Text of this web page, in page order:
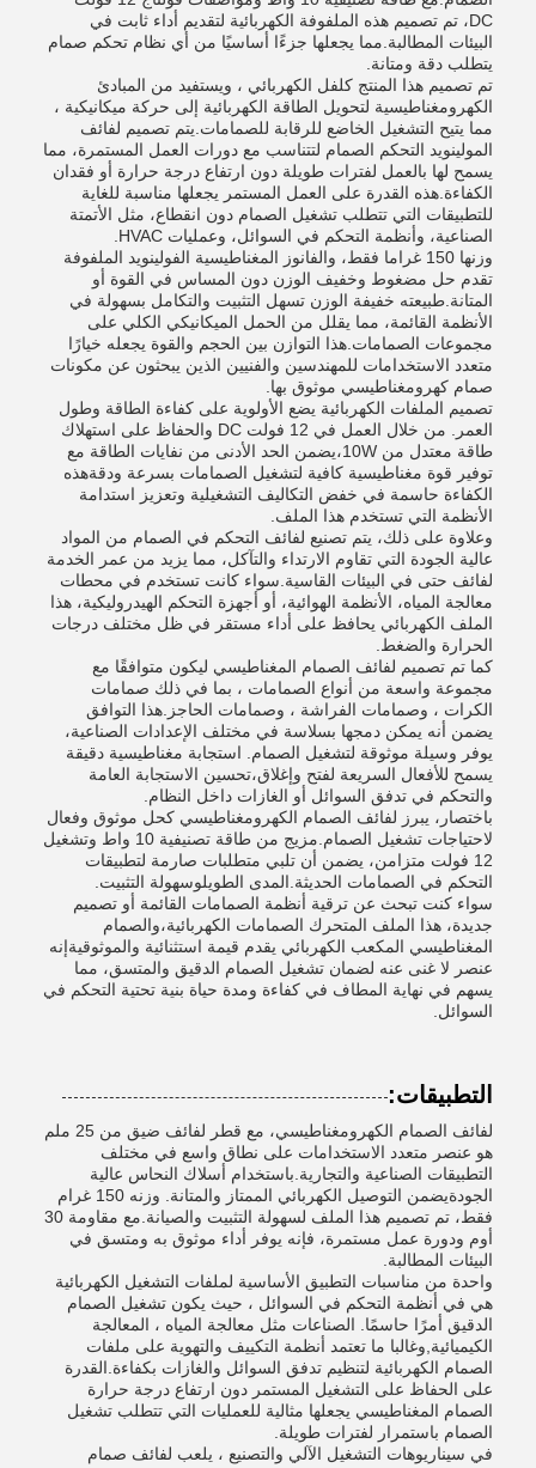
DC، تم تصميم هذه الملفوفة الكهربائية لتقديم أداء ثابت في
البيئات المطالبة.مما يجعلها جزءًا أساسيًا من أي نظام تحكم صمام
يتطلب دقة ومتانة.
تم تصميم هذا المنتج كلفل الكهربائي ، ويستفيد من المبادئ
الكهرومغناطيسية لتحويل الطاقة الكهربائية إلى حركة ميكانيكية ،
مما يتيح التشغيل الخاضع للرقابة للصمامات.يتم تصميم لفائف
المولينويد التحكم الصمام لتتناسب مع دورات العمل المستمرة، مما
يسمح لها بالعمل لفترات طويلة دون ارتفاع درجة حرارة أو فقدان
الكفاءة.هذه القدرة على العمل المستمر يجعلها مناسبة للغاية
للتطبيقات التي تتطلب تشغيل الصمام دون انقطاع، مثل الأتمتة
الصناعية، وأنظمة التحكم في السوائل، وعمليات HVAC.
وزنها 150 غراما فقط، والفانوز المغناطيسية الفولينويد الملفوفة
تقدم حل مضغوط وخفيف الوزن دون المساس في القوة أو
المتانة.طبيعته خفيفة الوزن تسهل التثبيت والتكامل بسهولة في
الأنظمة القائمة، مما يقلل من الحمل الميكانيكي الكلي على
مجموعات الصمامات.هذا التوازن بين الحجم والقوة يجعله خيارًا
متعدد الاستخدامات للمهندسين والفنيين الذين يبحثون عن مكونات
صمام كهرومغناطيسي موثوق بها.
تصميم الملفات الكهربائية يضع الأولوية على كفاءة الطاقة وطول
العمر. من خلال العمل في 12 فولت DC والحفاظ على استهلاك
طاقة معتدل من 10W،يضمن الحد الأدنى من نفايات الطاقة مع
توفير قوة مغناطيسية كافية لتشغيل الصمامات بسرعة ودقةهذه
الكفاءة حاسمة في خفض التكاليف التشغيلية وتعزيز استدامة
الأنظمة التي تستخدم هذا الملف.
وعلاوة على ذلك، يتم تصنيع لفائف التحكم في الصمام من المواد
عالية الجودة التي تقاوم الارتداء والتآكل، مما يزيد من عمر الخدمة
لفائف حتى في البيئات القاسية.سواء كانت تستخدم في محطات
معالجة المياه، الأنظمة الهوائية، أو أجهزة التحكم الهيدروليكية، هذا
الملف الكهربائي يحافظ على أداء مستقر في ظل مختلف درجات
الحرارة والضغط.
كما تم تصميم لفائف الصمام المغناطيسي ليكون متوافقًا مع
مجموعة واسعة من أنواع الصمامات ، بما في ذلك صمامات
الكرات ، وصمامات الفراشة ، وصمامات الحاجز.هذا التوافق
يضمن أنه يمكن دمجها بسلاسة في مختلف الإعدادات الصناعية،
يوفر وسيلة موثوقة لتشغيل الصمام. استجابة مغناطيسية دقيقة
يسمح للأفعال السريعة لفتح وإغلاق،تحسين الاستجابة العامة
والتحكم في تدفق السوائل أو الغازات داخل النظام.
باختصار، يبرز لفائف الصمام الكهرومغناطيسي كحل موثوق وفعال
لاحتياجات تشغيل الصمام.مزيج من طاقة تصنيفية 10 واط وتشغيل
12 فولت متزامن، يضمن أن تلبي متطلبات صارمة لتطبيقات
التحكم في الصمامات الحديثة.المدى الطويلوسهولة التثبيت.
سواء كنت تبحث عن ترقية أنظمة الصمامات القائمة أو تصميم
جديدة، هذا الملف المتحرك الصمامات الكهربائية،والصمام
المغناطيسي المكعب الكهربائي يقدم قيمة استثنائية والموثوقيةإنه
عنصر لا غنى عنه لضمان تشغيل الصمام الدقيق والمتسق، مما
يسهم في نهاية المطاف في كفاءة ومدة حياة بنية تحتية التحكم في
السوائل.
التطبيقات:
لفائف الصمام الكهرومغناطيسي، مع قطر لفائف ضيق من 25 ملم
هو عنصر متعدد الاستخدامات على نطاق واسع في مختلف
التطبيقات الصناعية والتجارية.باستخدام أسلاك النحاس عالية
الجودةيضمن التوصيل الكهربائي الممتاز والمتانة. وزنه 150 غرام
فقط، تم تصميم هذا الملف لسهولة التثبيت والصيانة.مع مقاومة 30
أوم ودورة عمل مستمرة، فإنه يوفر أداء موثوق به ومتسق في
البيئات المطالبة.
واحدة من مناسبات التطبيق الأساسية لملفات التشغيل الكهربائية
هي في أنظمة التحكم في السوائل ، حيث يكون تشغيل الصمام
الدقيق أمرًا حاسمًا. الصناعات مثل معالجة المياه ، المعالجة
الكيميائية,وغالبا ما تعتمد أنظمة التكييف والتهوية على ملفات
الصمام الكهربائية لتنظيم تدفق السوائل والغازات بكفاءة.القدرة
على الحفاظ على التشغيل المستمر دون ارتفاع درجة حرارة
الصمام المغناطيسي يجعلها مثالية للعمليات التي تتطلب تشغيل
الصمام باستمرار لفترات طويلة.
في سيناريوهات التشغيل الآلي والتصنيع ، يلعب لفائف صمام